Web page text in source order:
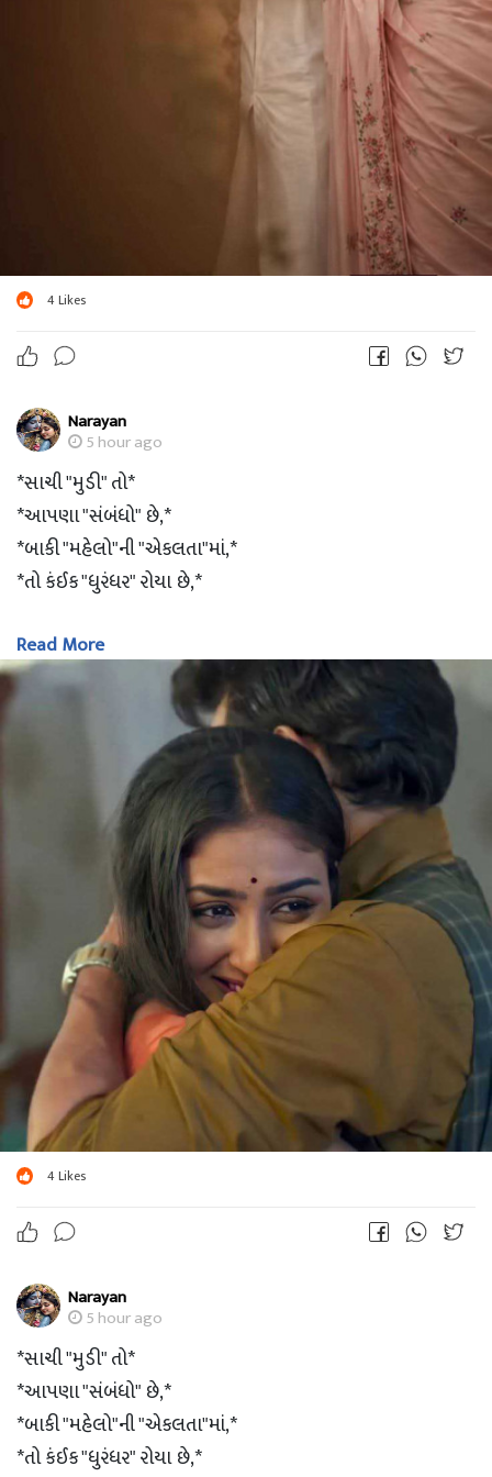
4Likes
Narayan
5 hour ago
*સાચી "મુડી" તો*
*આપણા "સંબંધો" છે,*
*બાકી "મહેલો"ની "એકલતા"માં,*
*તો કંઈક "ધુરંધર" રોયા છે,*
*"માટી" જ આપણને*
*"જકડી" રાખશે,*
*બાકી "આરસ" પર તો*
*લપસતા" જોયા છે."..!!!*
*G⭕⭕D 〽⭕➰N❗NG*
*?Jay Swaminarayan?*
Read More
4Likes
Narayan
5 hour ago
*સાચી "મુડી" તો*
*આપણા "સંબંધો" છે,*
*બાકી "મહેલો"ની "એકલતા"માં,*
*તો કંઈક "ધુરંધર" રોયા છે,*